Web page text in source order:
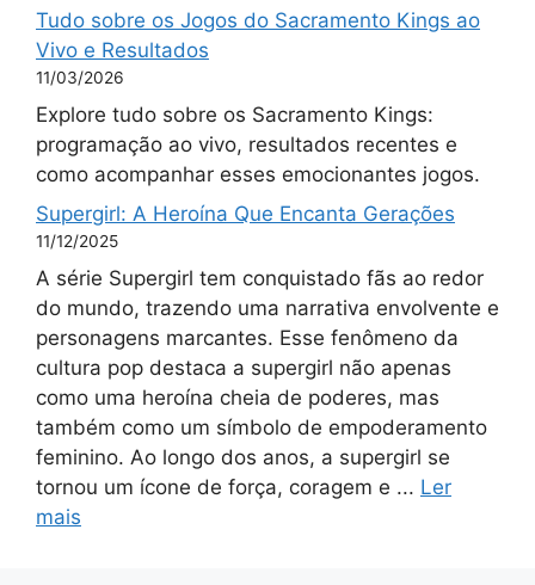
Tudo sobre os Jogos do Sacramento Kings ao
Vivo e Resultados
11/03/2026
Explore tudo sobre os Sacramento Kings:
programação ao vivo, resultados recentes e
como acompanhar esses emocionantes jogos.
Supergirl: A Heroína Que Encanta Gerações
11/12/2025
A série Supergirl tem conquistado fãs ao redor
do mundo, trazendo uma narrativa envolvente e
personagens marcantes. Esse fenômeno da
cultura pop destaca a supergirl não apenas
como uma heroína cheia de poderes, mas
também como um símbolo de empoderamento
feminino. Ao longo dos anos, a supergirl se
tornou um ícone de força, coragem e ... Ler
mais